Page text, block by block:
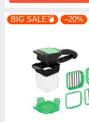
BIG SALE💣 –20%